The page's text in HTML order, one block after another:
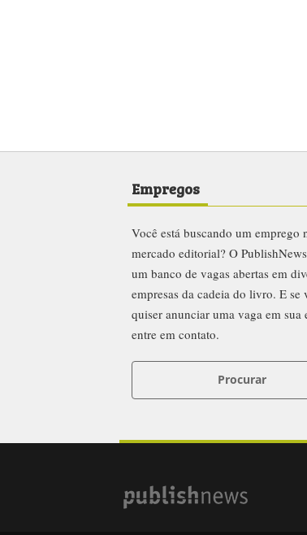
Empregos
Você está buscando um emprego
mercado editorial? O
um banco de vagas abertas em
empresas da cadeia do livro. E se
quiser anunciar uma vaga em sua
entre em contato.
Procurar